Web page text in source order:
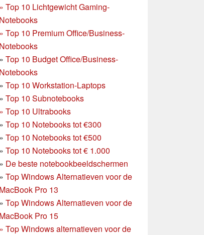
» Top 10 Lichtgewicht Gaming-
Notebooks
» Top 10 Premium Office/Business-
Notebooks
» Top 10 Budget Office/Business-
Notebooks
» Top 10 Workstation-Laptops
» Top 10 Subnotebooks
» Top 10 Ultrabooks
» Top 10 Notebooks tot €300
» Top 10 Notebooks tot €500
» Top 10 Notebooks tot € 1.000
» De beste notebookbeeldschermen
» Top Windows Alternatieven voor de
MacBook Pro 13
» Top Windows Alternatieven voor de
MacBook Pro 15
» Top Windows alternatieven voor de